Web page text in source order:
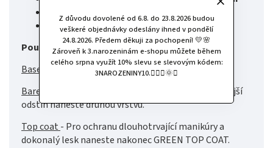
Z důvodu dovolené od 6.8. do 23.8.2026 budou
veškeré objednávky odeslány ihned v pondělí
24.8.2026. Předem děkuji za pochopení! 💛🌸
Zároveň k 3.narozeninám e-shopu můžete během
celého srpna využít 10% slevu se slevovým kódem:
3NAROZENINY10.🧚🏻‍♀️🌞✨
unikátní složení
vyrobeno ve Francii s láskou k naší planetě
Použití:
Base Coat
- naneste na nehty GREEN BASE COAT.
Barevný lak
- naneste GREEN lak na nehty. Pro sytější
odstín naneste druhou vrstvu.
Top coat- Pro ochranu dlouhotrvající manikúry a
dokonalý lesk naneste nakonec GREEN TOP COAT.